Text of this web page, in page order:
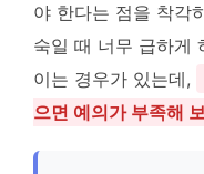
야 한다는 점을 착각
숙일 때 너무 급하게
이는 경우가 있는데,
으면 예의가 부족해